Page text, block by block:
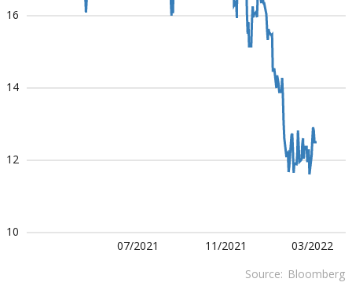
03/2022
11/2021
07/2021
10
12
14
16
Source: Bloomberg